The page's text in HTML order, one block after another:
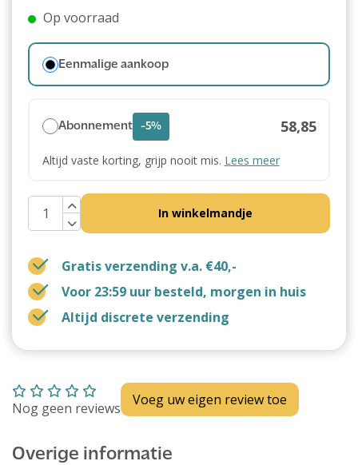
Op voorraad
Eenmalige aankoop
Abonnement -5% 58,85
Altijd vaste korting, grijp nooit mis. Lees meer
In winkelmandje
Gratis verzending v.a. €40,-
Voor 23:59 uur besteld, morgen in huis
Altijd discrete verzending
Nog geen reviews Voeg uw eigen review toe
Overige informatie